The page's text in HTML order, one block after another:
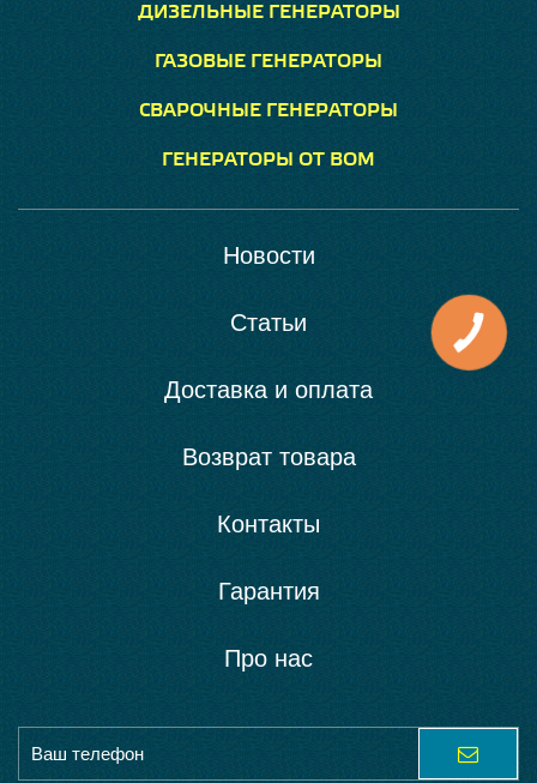
ДИЗЕЛЬНЫЕ ГЕНЕРАТОРЫ
ГАЗОВЫЕ ГЕНЕРАТОРЫ
СВАРОЧНЫЕ ГЕНЕРАТОРЫ
ГЕНЕРАТОРЫ ОТ ВОМ
Новости
Статьи
Доставка и оплата
Возврат товара
Контакты
Гарантия
Про нас